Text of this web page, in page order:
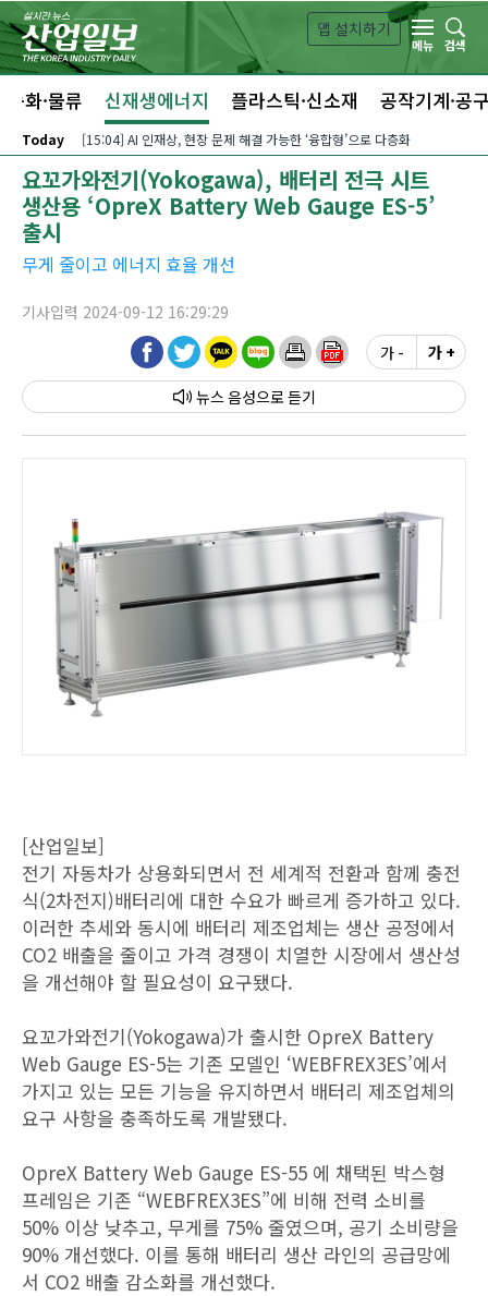
본문 바로가기
앱 설치하기
메뉴
검색
동화·물류 신재생에너지 플라스틱·신소재 공작기계·공
Today [15:04] AI 인재상, 현장 문제 해결 가능한 ‘융합형’으로 다층화
요꼬가와전기(Yokogawa), 배터리 전극 시트
생산용 ‘OpreX Battery Web Gauge ES-5’
출시
무게 줄이고 에너지 효율 개선
기사입력 2024-09-12 16:29:29
뉴스 음성
가 - 가 +
[산업일보]
전기 자동차가 상용화되면서 전 세계적 전환과 함께 충전
식(2차전지)배터리에 대한 수요가 빠르게 증가하고 있다.
이러한 추세와 동시에 배터리 제조업체는 생산 공정에서
CO2 배출을 줄이고 가격 경쟁이 치열한 시장에서 생산성
을 개선해야 할 필요성이 요구됐다.
요꼬가와전기(Yokogawa)가 출시한 OpreX Battery
Web Gauge ES-5는 기존 모델인 ‘WEBFREX3ES’에서
가지고 있는 모든 기능을 유지하면서 배터리 제조업체의
요구 사항을 충족하도록 개발됐다.
OpreX Battery Web Gauge ES-55 에 채택된 박스형
프레임은 기존 “WEBFREX3ES”에 비해 전력 소비를
50% 이상 낮추고, 무게를 75% 줄였으며, 공기 소비량을
90% 개선했다. 이를 통해 배터리 생산 라인의 공급망에
서 CO2 배출 감소화를 개선했다.